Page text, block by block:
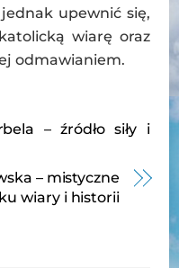
upewnić się,
wiarę oraz
odmawianiem.
– źródło siły i
– mistyczne
wiary i historii